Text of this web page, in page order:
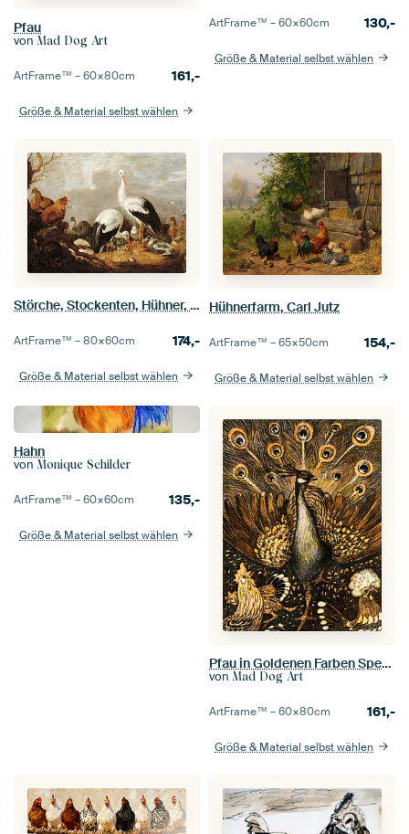
Pfau
von Mad Dog Art
ArtFrame™ –60×80cm 161,-
Größe & Material selbst wählen
ArtFrame™ –60×60cm 130,-
Größe & Material selbst wählen
Störche, Stockenten, Hühner, ein Reiher, ein Frosch und andere Vögel in einer Flusslandschaft, Melch
ArtFrame™ –80×60cm 174,-
Größe & Material selbst wählen
Hühnerfarm, Carl Jutz
ArtFrame™ –65×50cm 154,-
Größe & Material selbst wählen
Hahn
von Monique Schilder
ArtFrame™ –60×60cm 135,-
Größe & Material selbst wählen
Pfau in Goldenen Farben Spezial Edition
von Mad Dog Art
ArtFrame™ –60×80cm 161,-
Größe & Material selbst wählen